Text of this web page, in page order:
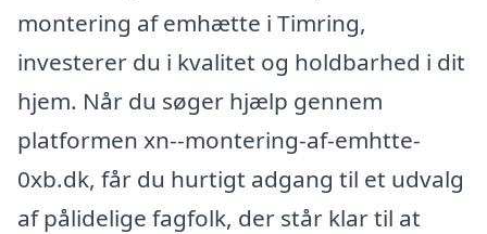
montering af emhætte i Timring,
investerer du i kvalitet og holdbarhed i dit
hjem. Når du søger hjælp gennem
platformen xn--montering-af-emhtte-
0xb.dk, får du hurtigt adgang til et udvalg
af pålidelige fagfolk, der står klar til at